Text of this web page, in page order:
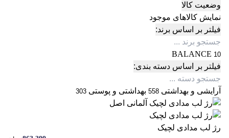
وضعیت کالا
نمایش کالاهای موجود
فیلتر بر اساس برند:
BALANCE 10
فیلتر بر اساس دسته بندی:
آرایشی و بهداشتی 558 بهداشتی و پوستی 303
رژ لب مدادی لچیک